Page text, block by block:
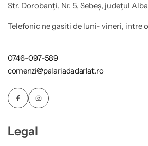
Str. Dorobanți, Nr. 5, Sebeș, județul Alba
Telefonic ne gasiti de luni- vineri, intre
0746-097-589
comenzi@palariadadarlat.ro
Legal